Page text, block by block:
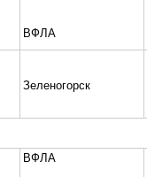
ВФЛА
Зеленогорск
ВФЛА